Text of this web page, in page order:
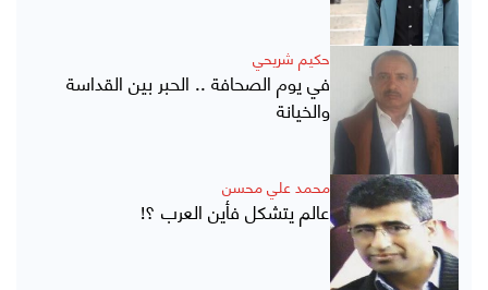
حكيم شريحي
في يوم الصحافة .. الحبر بين القداسة
والخيانة
محمد علي محسن
عالم يتشكل فأين العرب ؟!